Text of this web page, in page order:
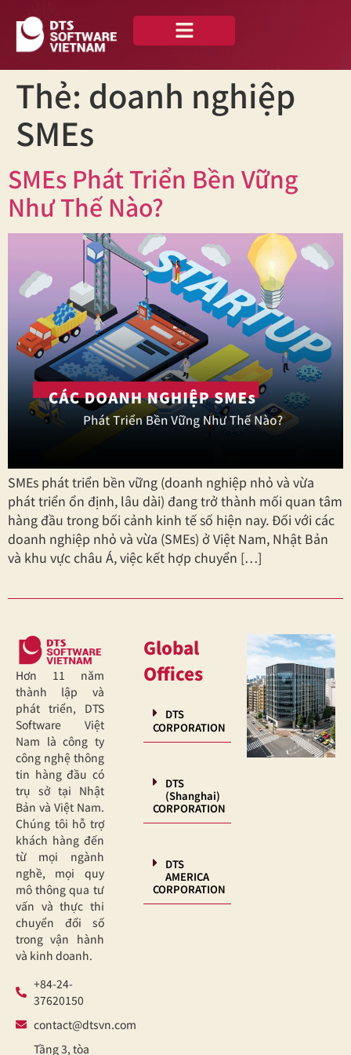
Thẻ: doanh nghiệp
SMEs
SMEs Phát Triển Bền Vững
Như Thế Nào?
SMEs phát triển bền vững (doanh nghiệp nhỏ và vừa
phát triển ổn định, lâu dài) đang trở thành mối quan tâm
hàng đầu trong bối cảnh kinh tế số hiện nay. Đối với các
doanh nghiệp nhỏ và vừa (SMEs) ở Việt Nam, Nhật Bản
và khu vực châu Á, việc kết hợp chuyển […]
Hơn 11 năm
thành lập và
phát triển, DTS
Software Việt
Nam là công ty
công nghệ thông
tin hàng đầu có
trụ sở tại Nhật
Bản và Việt Nam.
Chúng tôi hỗ trợ
khách hàng đến
từ mọi ngành
nghề, mọi quy
mô thông qua tư
vấn và thực thi
chuyển đổi số
trong vận hành
và kinh doanh.
+84-24-
37620150
contact@dtsvn.com
Tầng 3, tòa
Global
Offices
DTS
CORPORATION
DTS
(Shanghai)
CORPORATION
DTS
AMERICA
CORPORATION